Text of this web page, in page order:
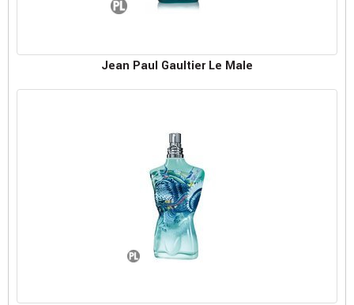
Jean Paul Gaultier Le Male